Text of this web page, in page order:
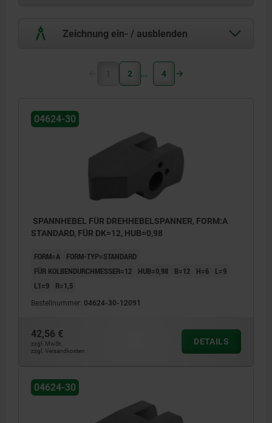
Zeichnung ein- / ausblenden
Form B: Rohling
1 2 4
04624-30
SPANNHEBEL FÜR DREHHEBELSPANNER, FORM:A
STANDARD, FÜR DK=12, HUB=0,98
FORM=A
FORM-TYP=STANDARD
FÜR KOLBENDURCHMESSER=12
HUB=0,98 B=12 H=6
L=9
L1=9
R=1,5
Bestellnummer: 04624-30-12091
42,56 €
zzgl. MwSt.
zzgl. Versandkosten
DETAILS
04624-30